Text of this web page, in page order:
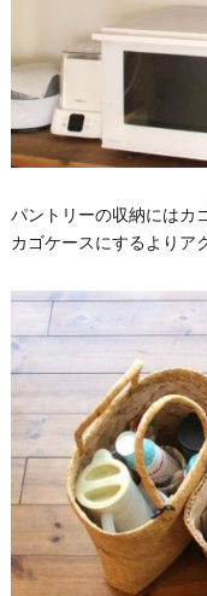
パントリーの収納にはカ
カゴケースにするよりア